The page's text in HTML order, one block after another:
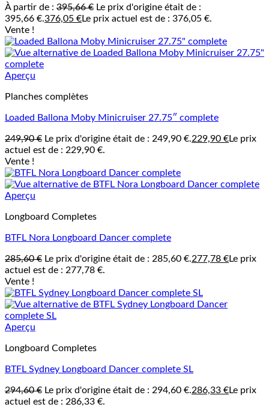
À partir de : 395,66€ Le prix d'origine était de :
395,66 €.376,05 €Le prix actuel est de : 376,05 €.
Vente !
Aperçu
Planches complètes
Loaded Ballona Moby Minicruiser 27.75″ complete
249,90€ Le prix d'origine était de : 249,90 €.229,90 €Le prix
actuel est de : 229,90 €.
Vente !
Aperçu
Longboard Completes
BTFL Nora Longboard Dancer complete
285,60€ Le prix d'origine était de : 285,60 €.277,78 €Le prix
actuel est de : 277,78 €.
Vente !
Aperçu
Longboard Completes
BTFL Sydney Longboard Dancer complete SL
294,60€ Le prix d'origine était de : 294,60 €.286,33 €Le prix
actuel est de : 286,33 €.